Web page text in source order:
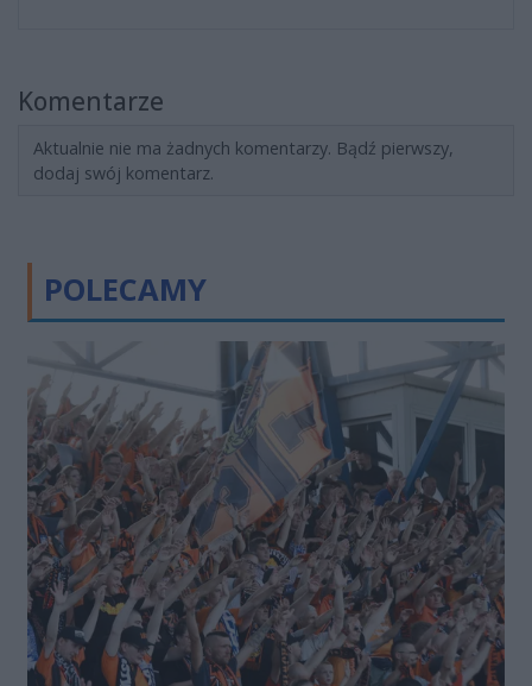
Komentarze
Aktualnie nie ma żadnych komentarzy. Bądź pierwszy,
dodaj swój komentarz.
POLECAMY